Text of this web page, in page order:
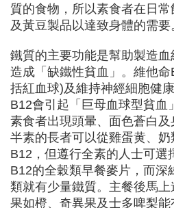
質的食物，所以素食者在日
及黃豆製品以達致身體的需要
鐵質的主要功能是幫助製造
造成「缺鐵性貧血」。維他
括紅血球)及維持神經細胞健
B12會引起「巨母血球型貧血
素食者出現頭暈、面色蒼白
半素的長者可以從雞蛋黄、
B12，但遵行全素的人士可選
B12的全穀類早餐麥片，而深
類就有少量鐵質。主餐後馬
果如橙、奇異果及士多啤梨能